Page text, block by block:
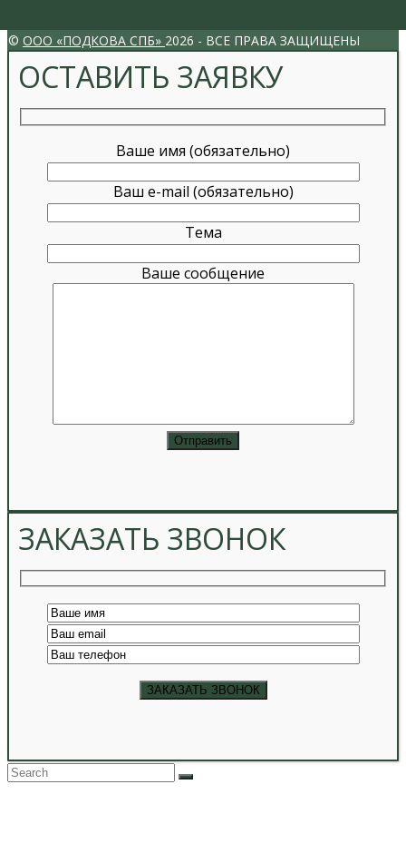
© ООО «ПОДКОВА СПБ» 2026 - ВСЕ ПРАВА ЗАЩИЩЕНЫ
ОСТАВИТЬ ЗАЯВКУ
Ваше имя (обязательно)
Ваш e-mail (обязательно)
Тема
Ваше сообщение
ЗАКАЗАТЬ ЗВОНОК